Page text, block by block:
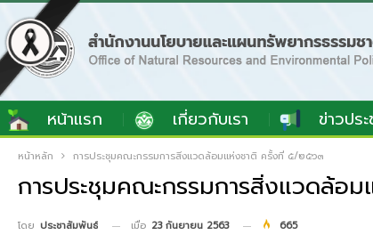
หน้าแรก เกี่ยวกับเรา ข่าวปร
หน้าหลัก การประชุมคณะกรรมการสิ่งแวดล้อมแห่งชาติ ครั้งที่ ๕/๒๕๖๓
การประชุมคณะกรรมการสิ่งแวดล้
โดย ประชาสัมพันธ์ เมื่อ 23 กันยายน 2563 665